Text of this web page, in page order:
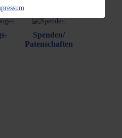
Spenden/
Patenschaften